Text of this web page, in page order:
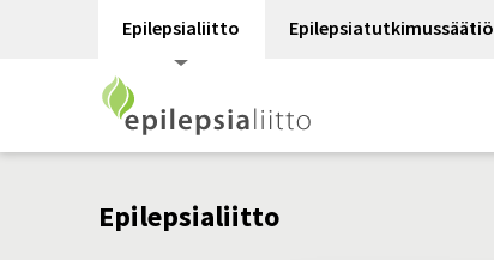
Epilepsialiitto Epilepsiatutkimussäätiö
Epilepsialiitto